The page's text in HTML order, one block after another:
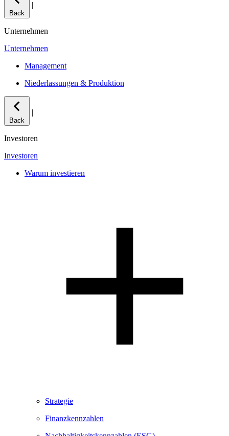
Back
|
Unternehmen
Unternehmen
Management
Niederlassungen & Produktion
Back
|
Investoren
Investoren
Warum investieren
Strategie
Finanzkennzahlen